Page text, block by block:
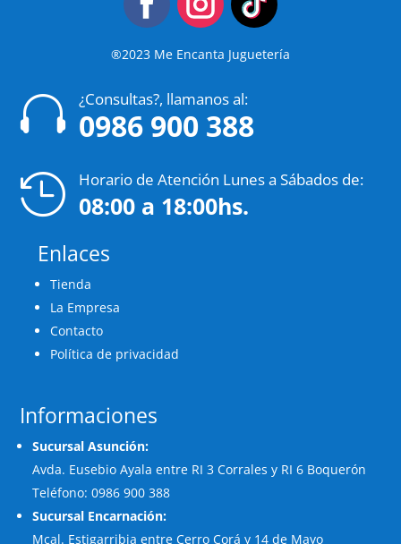
®2023 Me Encanta Juguetería
 ¿Consultas?, llamanos al:
0986 900 388
 Horario de Atención Lunes a Sábados de:
08:00 a 18:00hs.
Enlaces
Tienda
La Empresa
Contacto
Política de privacidad
Informaciones
Sucursal Asunción:
Avda. Eusebio Ayala entre RI 3 Corrales y RI 6 Boquerón
Teléfono: 0986 900 388
Sucursal Encarnación:
Mcal. Estigarribia entre Cerro Corá y 14 de Mayo